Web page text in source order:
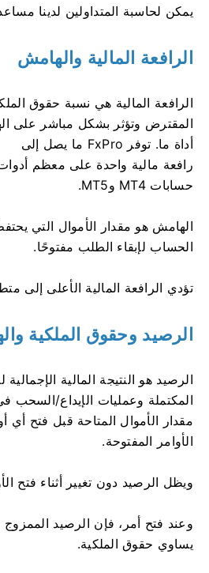
يمكن لحاسبة المتداولين لدينا
الرافعة المالية والهامش
الرافعة المالية هي نسبة حقوق
المقترض وتؤثر بشكل مباشر على
أداة ما. توفر FxPro ما يصل إلى
رافعة مالية واحدة على معظم
حسابات MT4 وMT5.
الهامش هو مقدار الأموال التي
الحساب لإبقاء الطلب مفتوحًا.
تؤدي الرافعة المالية الأعلى إلى
الرصيد وحقوق الملكية
الرصيد هو النتيجة المالية
المكتملة وعمليات الإيداع/السحب
مقدار الأموال المتاحة قبل فتح أي
الأوامر المفتوحة.
ويظل الرصيد دون تغيير أثناء فتح
وعند فتح أمر، فإن الرصيد الممزوج
يساوي حقوق الملكية.